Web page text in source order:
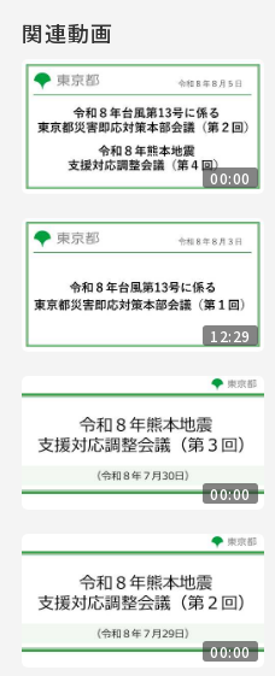
関連動画
00:00
12:29
00:00
00:00